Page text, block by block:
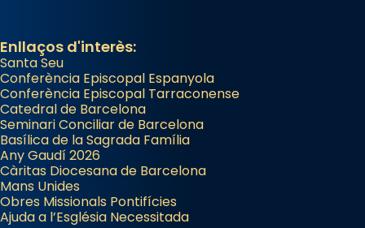
Enllaços d'interès:
Santa Seu
Conferència Episcopal Espanyola
Conferència Episcopal Tarraconense
Catedral de Barcelona
Seminari Conciliar de Barcelona
Basílica de la Sagrada Família
Any Gaudí 2026
Càritas Diocesana de Barcelona
Mans Unides
Obres Missionals Pontifícies
Ajuda a l’Església Necessitada